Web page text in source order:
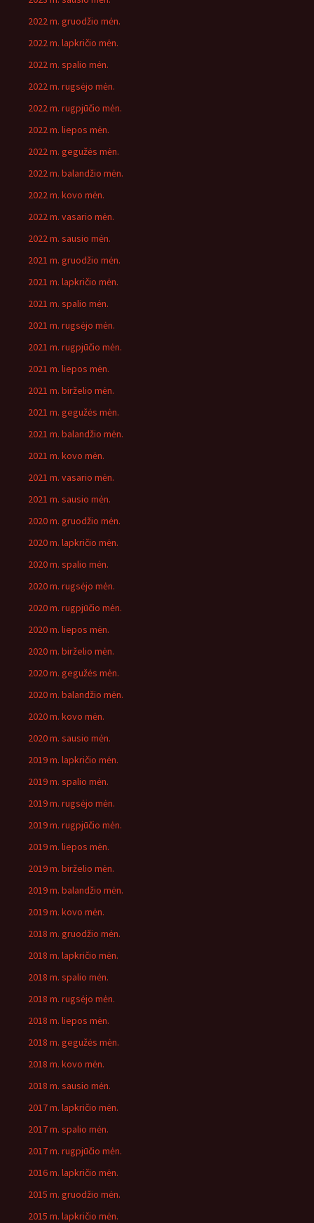
2022 m. gruodžio mėn.
2022 m. lapkričio mėn.
2022 m. spalio mėn.
2022 m. rugsėjo mėn.
2022 m. rugpjūčio mėn.
2022 m. liepos mėn.
2022 m. gegužės mėn.
2022 m. balandžio mėn.
2022 m. kovo mėn.
2022 m. vasario mėn.
2022 m. sausio mėn.
2021 m. gruodžio mėn.
2021 m. lapkričio mėn.
2021 m. spalio mėn.
2021 m. rugsėjo mėn.
2021 m. rugpjūčio mėn.
2021 m. liepos mėn.
2021 m. birželio mėn.
2021 m. gegužės mėn.
2021 m. balandžio mėn.
2021 m. kovo mėn.
2021 m. vasario mėn.
2021 m. sausio mėn.
2020 m. gruodžio mėn.
2020 m. lapkričio mėn.
2020 m. spalio mėn.
2020 m. rugsėjo mėn.
2020 m. rugpjūčio mėn.
2020 m. liepos mėn.
2020 m. birželio mėn.
2020 m. gegužės mėn.
2020 m. balandžio mėn.
2020 m. kovo mėn.
2020 m. sausio mėn.
2019 m. lapkričio mėn.
2019 m. spalio mėn.
2019 m. rugsėjo mėn.
2019 m. rugpjūčio mėn.
2019 m. liepos mėn.
2019 m. birželio mėn.
2019 m. balandžio mėn.
2019 m. kovo mėn.
2018 m. gruodžio mėn.
2018 m. lapkričio mėn.
2018 m. spalio mėn.
2018 m. rugsėjo mėn.
2018 m. liepos mėn.
2018 m. gegužės mėn.
2018 m. kovo mėn.
2018 m. sausio mėn.
2017 m. lapkričio mėn.
2017 m. spalio mėn.
2017 m. rugpjūčio mėn.
2016 m. lapkričio mėn.
2015 m. gruodžio mėn.
2015 m. lapkričio mėn.